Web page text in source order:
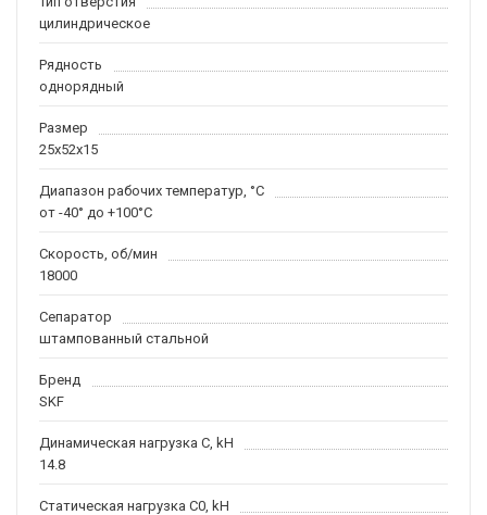
цилиндрическое
Рядность
однорядный
Размер
25x52x15
Диапазон рабочих температур, °C
от -40° до +100°C
Скорость, об/мин
18000
Сепаратор
штампованный стальной
Бренд
SKF
Динамическая нагрузка C, kН
14.8
Статическая нагрузка C0, kH